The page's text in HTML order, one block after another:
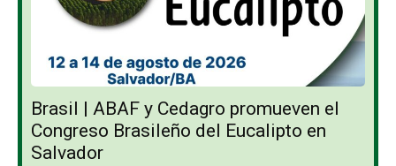
Brasil | ABAF y Cedagro promueven el
Congreso Brasileño del Eucalipto en
Salvador